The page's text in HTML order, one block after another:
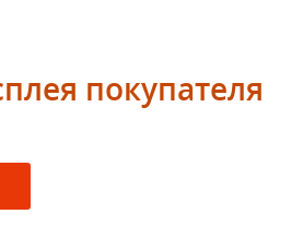
покупателя